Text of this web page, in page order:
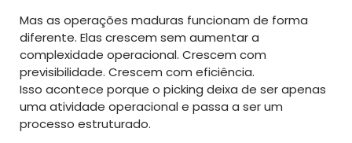
Mas as operações maduras funcionam de forma
diferente. Elas crescem sem aumentar a
complexidade operacional. Crescem com
previsibilidade. Crescem com eficiência.
Isso acontece porque o picking deixa de ser apenas
uma atividade operacional e passa a ser um
processo estruturado.